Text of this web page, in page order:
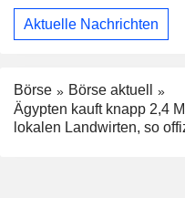
Aktuelle Nachrichten
Börse
Börse aktuell
Ägypten kauft knapp 2,4
lokalen Landwirten, so